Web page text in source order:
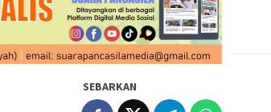
SEBARKAN